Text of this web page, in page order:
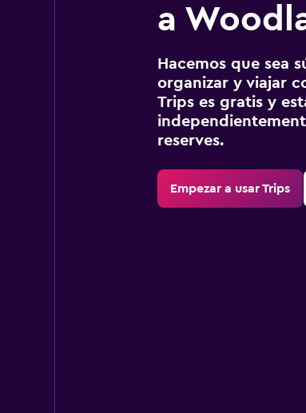
a
Hacemos que sea
organizar y viajar
Trips es gratis y
reserves.
Empezar a usar Trips